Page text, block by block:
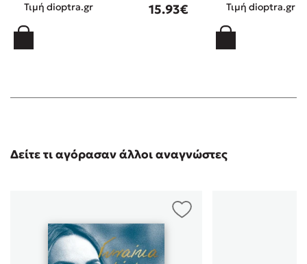
Τιμή dioptra.gr 15.93€ Τιμή dioptra.gr
Δείτε τι αγόρασαν άλλοι αναγνώστες